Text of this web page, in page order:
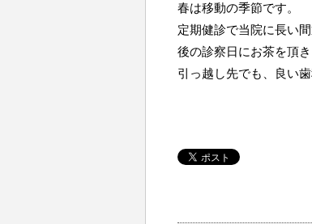
春は移動の季節です。
定期健診で当院に長い
後の診察日にお茶を頂き
引っ越し先でも、良い